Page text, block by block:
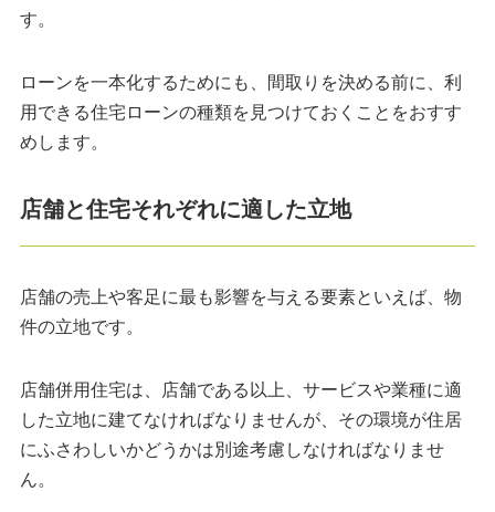
す。
ローンを一本化するためにも、間取りを決める前に、利
用できる住宅ローンの種類を見つけておくことをおすす
めします。
店舗と住宅それぞれに適した立地
店舗の売上や客足に最も影響を与える要素といえば、物
件の立地です。
店舗併用住宅は、店舗である以上、サービスや業種に適
した立地に建てなければなりませんが、その環境が住居
にふさわしいかどうかは別途考慮しなければなりませ
ん。